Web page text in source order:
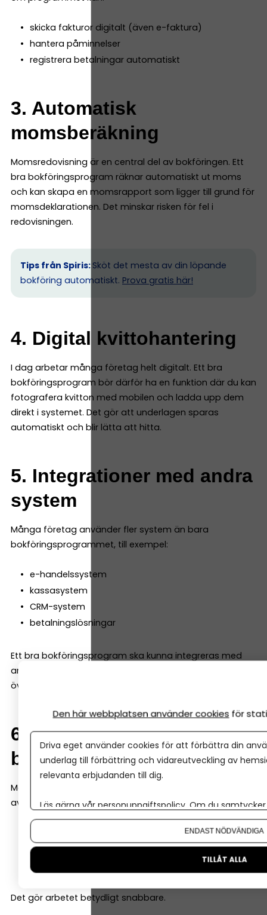
skicka fakturor digitalt (även e-faktura)
hantera påminnelser
registrera betalningar automatiskt
3. Automatisk
momsberäkning
Momsredovisning är en central del av bokföringen. Ett
bra bokföringsprogram räknar automatiskt ut moms
och kan skapa en momsrapport som ligger till grund för
momsdeklarationen. Det minskar risken för fel i
redovisningen.
Tips från Spiris: Sköt det mesta av din löpande
bokföring automatiskt. Prova gratis här!
4. Digital kvittohantering
I dag arbetar många företag helt digitalt. Ett bra
bokföringsprogram bör därför ha en funktion där du kan
fotografera kvitton med mobilen och ladda upp dem
direkt i systemet. Det gör att underlagen sparas
automatiskt och blir lätta att hitta.
5. Integrationer med andra
system
Många företag använder fler system än bara
bokföringsprogrammet, till exempel:
e-handelssystem
kassasystem
CRM-system
betalningslösningar
Ett bra bokföringsprogram ska kunna integreras med
andra verktyg så att informationen automatiskt förs
över till bokföringen.
6. Automatisering av
bokföringen
Moderna bokföringsprogram kan automatisera mycket
av bokföringen. Till exempel kan systemet:
matcha banktransaktioner
bokföra återkommande kostnader automatiskt
Det gör arbetet betydligt snabbare.
Den här webbplatsen använder cookies för
Driva eget använder cookies för att förbättra din
underlag till förbättring och vidareutveckling av
relevanta erbjudanden till dig.
Läs gärna vår personuppgiftspolicy. Om du
Om du vill ändra ditt val i efterhand hittar du den
ENDAST NÖDVÄNDIGA
TILLÅT ALLA